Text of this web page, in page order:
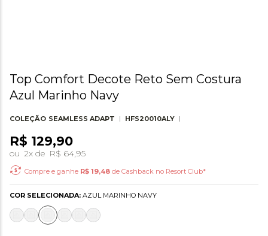
Top Comfort Decote Reto Sem Costura
Azul Marinho Navy
COLEÇÃO SEAMLESS ADAPT HFS20010ALY
R$ 129,90
ou 2x de R$ 64,95
Compre e ganhe R$ 19,48 de Cashback no Resort Club*
COR SELECIONADA: AZUL MARINHO NAVY